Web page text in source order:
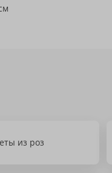
из роз